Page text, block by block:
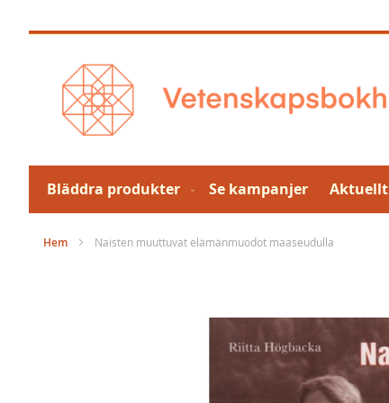
till
Bläddra produkter Se kampanjer Aktuellt
Hem Naisten muuttuvat elämänmuodot maaseudulla